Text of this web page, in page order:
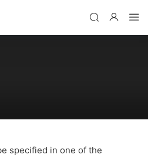
specified in one of the